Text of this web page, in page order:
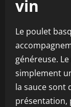
vin
Le poulet
généreuse.
simplement
la sauce sont
présentation,